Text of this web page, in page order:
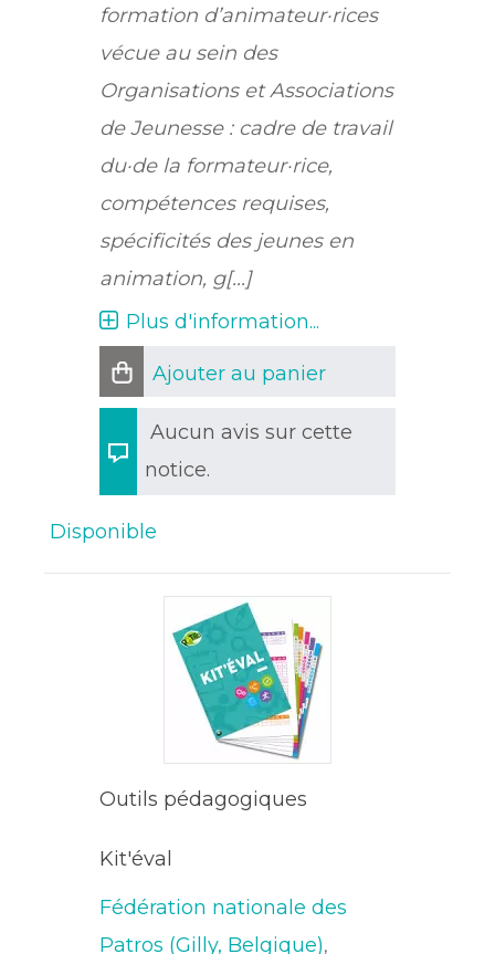
formation d’animateur·rices
vécue au sein des
Organisations et Associations
de Jeunesse : cadre de travail
du·de la formateur·rice,
compétences requises,
spécificités des jeunes en
animation, g[...]
Plus d'information...
Ajouter au panier
Aucun avis sur cette
notice.
Disponible
Outils pédagogiques
Kit'éval
Fédération nationale des
Patros (Gilly, Belgique),